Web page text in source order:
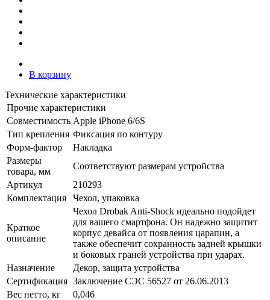
В корзину
Технические характеристики
Прочие характеристики
Совместимость Apple iPhone 6/6S
Тип крепления Фиксация по контуру
Форм-фактор
Накладка
Размеры
товара, мм
Соответствуют размерам устройства
Артикул
210293
Комплектация
Чехол, упаковка
Краткое
описание
Чехол Drobak Anti-Shock идеально подойдет
для вашего смартфона. Он надежно защитит
корпус девайса от появления царапин, а
также обеспечит сохранность задней крышки
и боковых граней устройства при ударах.
Назначение
Декор, защита устройства
Сертификация Заключение СЭС 56527 от 26.06.2013
Вес нетто, кг
0,046